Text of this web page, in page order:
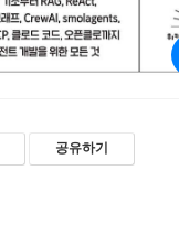
공유하기